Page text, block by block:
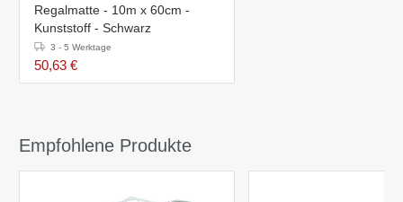
Regalmatte - 10m x 60cm -
Kunststoff - Schwarz
3 - 5 Werktage
50,63 €
Empfohlene Produkte